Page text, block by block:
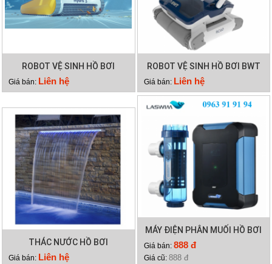
ROBOT VỆ SINH HỒ BƠI
HYDRO 3
Giá bán: Liên hệ
ROBOT VỆ SINH HỒ BƠI BWT
RC60
Giá bán: Liên hệ
THÁC NƯỚC HỒ BƠI
Giá bán: Liên hệ
MÁY ĐIỆN PHÂN MUỐI HỒ BƠI
LASWIM HQ/SQ
Giá bán: 888 đ
Giá cũ: 888 đ